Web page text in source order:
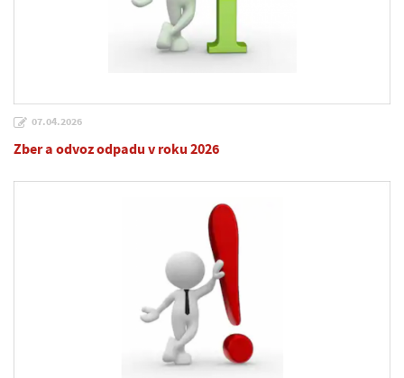
07.04.2026
Zber a odvoz odpadu v roku 2026